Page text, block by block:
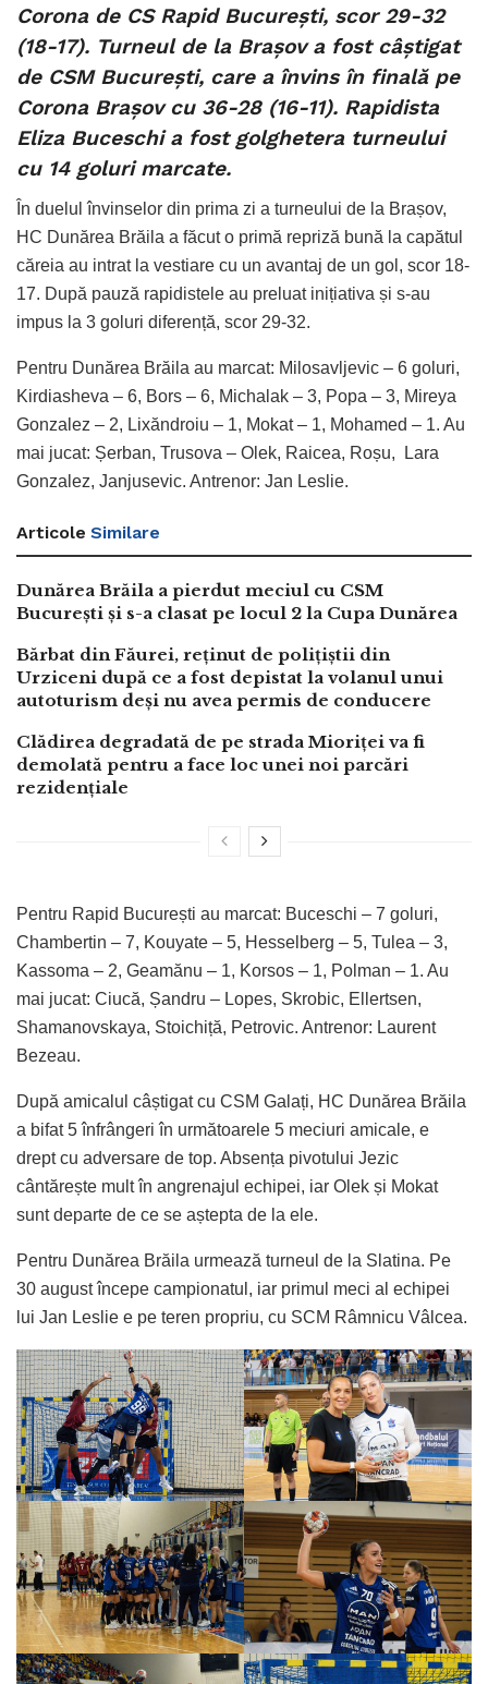
Corona de CS Rapid București, scor 29-32
(18-17). Turneul de la Brașov a fost câștigat
de CSM București, care a învins în finală pe
Corona Brașov cu 36-28 (16-11). Rapidista
Eliza Buceschi a fost golghetera turneului
cu 14 goluri marcate.
În duelul învinselor din prima zi a turneului de la Brașov,
HC Dunărea Brăila a făcut o primă repriză bună la capătul
căreia au intrat la vestiare cu un avantaj de un gol, scor 18-
17. După pauză rapidistele au preluat inițiativa și s-au
impus la 3 goluri diferență, scor 29-32.
Pentru Dunărea Brăila au marcat: Milosavljevic – 6 goluri,
Kirdiasheva – 6, Bors – 6, Michalak – 3, Popa – 3, Mireya
Gonzalez – 2, Lixăndroiu – 1, Mokat – 1, Mohamed – 1. Au
mai jucat: Șerban, Trusova – Olek, Raicea, Roșu, Lara
Gonzalez, Janjusevic. Antrenor: Jan Leslie.
Articole Similare
Dunărea Brăila a pierdut meciul cu CSM
București și s-a clasat pe locul 2 la Cupa Dunărea
Bărbat din Făurei, reținut de polițiștii din
Urziceni după ce a fost depistat la volanul unui
autoturism deși nu avea permis de conducere
Clădirea degradată de pe strada Mioriței va fi
demolată pentru a face loc unei noi parcări
rezidențiale
Pentru Rapid București au marcat: Buceschi – 7 goluri,
Chambertin – 7, Kouyate – 5, Hesselberg – 5, Tulea – 3,
Kassoma – 2, Geamănu – 1, Korsos – 1, Polman – 1. Au
mai jucat: Ciucă, Șandru – Lopes, Skrobic, Ellertsen,
Shamanovskaya, Stoichiță, Petrovic. Antrenor: Laurent
Bezeau.
După amicalul câștigat cu CSM Galați, HC Dunărea Brăila
a bifat 5 înfrângeri în următoarele 5 meciuri amicale, e
drept cu adversare de top. Absența pivotului Jezic
cântărește mult în angrenajul echipei, iar Olek și Mokat
sunt departe de ce se aștepta de la ele.
Pentru Dunărea Brăila urmează turneul de la Slatina. Pe
30 august începe campionatul, iar primul meci al echipei
lui Jan Leslie e pe teren propriu, cu SCM Râmnicu Vâlcea.